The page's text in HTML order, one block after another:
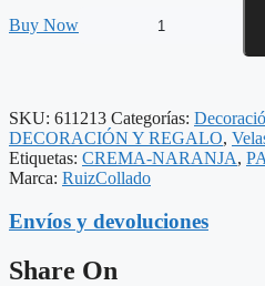
Buy Now
FAROL
X
23
X
28
cantidad
SKU: 611213 Categorías:
DECORACIÓN Y REGALO,
Etiquetas: CREMA-NARANJA,
Marca: RuizCollado
Envíos y devoluciones
Share On